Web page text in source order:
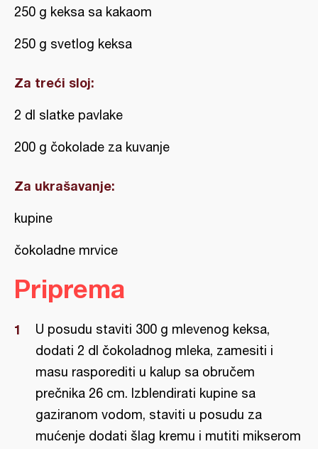
250 g keksa sa kakaom
250 g svetlog keksa
Za treći sloj:
2 dl slatke pavlake
200 g čokolade za kuvanje
Za ukrašavanje:
kupine
čokoladne mrvice
Priprema
U posudu staviti 300 g mlevenog keksa,
dodati 2 dl čokoladnog mleka, zamesiti i
masu rasporediti u kalup sa obručem
prečnika 26 cm. Izblendirati kupine sa
gaziranom vodom, staviti u posudu za
mućenje dodati šlag kremu i mutiti mikserom